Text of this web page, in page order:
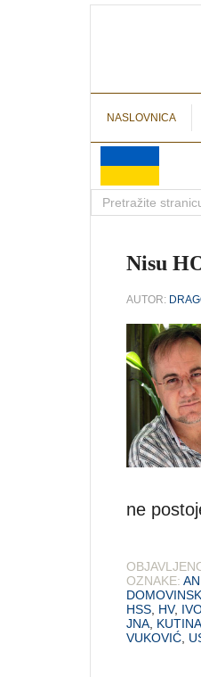
NASLOVNICA
Nisu
AUTOR:
ne
OZNAKE:
HSS HV,
JNA KUTINA
VUKOVIĆ